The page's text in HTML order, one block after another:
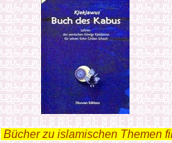
Bücher zu islamischen Themen